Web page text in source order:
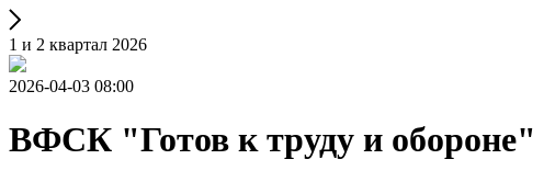
1 и 2 квартал 2026
2026-04-03 08:00
ВФСК "Готов к труду и обороне"